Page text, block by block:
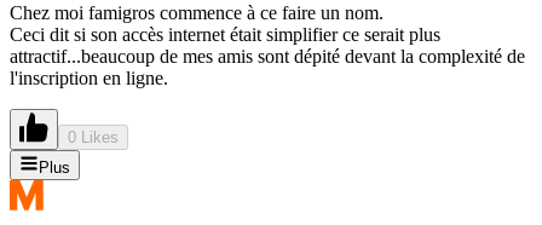
Chez moi famigros commence à ce faire un nom.
Ceci dit si son accès internet était simplifier ce serait plus
attractif...beaucoup de mes amis sont dépité devant la complexité de
l'inscription en ligne.
0 Likes
Plus